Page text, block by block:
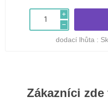
i
h
dodací lhůta :
Zákazníci